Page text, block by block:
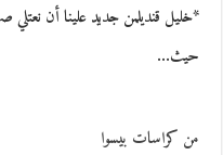
*خليل قنديلمن جديد علينا أن نعتلي
حيث…
من كراسات بيسوا